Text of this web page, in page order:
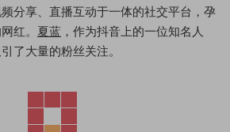
分享、直播互动于一体的社交平台，孕
红。 夏蓝 ，作为抖音上的一位知名人
了大量的粉丝关注。